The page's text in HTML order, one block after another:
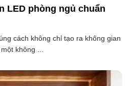
LED phòng ngủ chuẩn
cách không chỉ tạo ra không gian
không ...